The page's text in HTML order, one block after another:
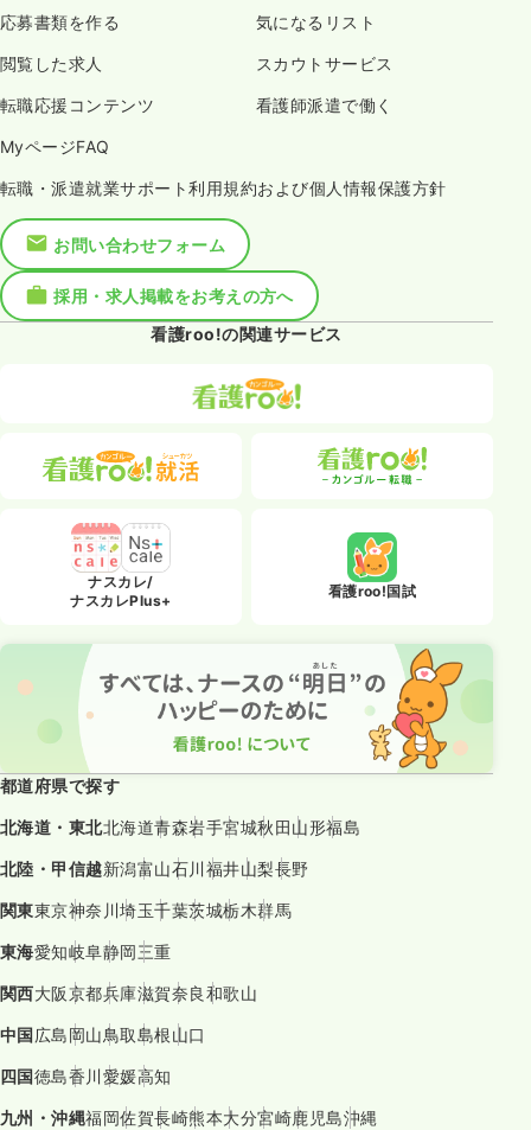
応募書類を作る 気になるリスト
閲覧した求人 スカウトサービス
転職応援コンテンツ 看護師派遣で働く
MyページFAQ
転職・派遣就業サポート利用規約および個人情報保護方針
お問い合わせフォーム
採用・求人掲載をお考えの方へ
看護roo!の関連サービス
ナスカレ/
ナスカレPlus+
看護roo!国試
都道府県で探す
北海道・東北北海道青森岩手宮城秋田山形福島
北陸・甲信越新潟富山石川福井山梨長野
関東東京神奈川埼玉千葉茨城栃木群馬
東海愛知岐阜静岡三重
関西大阪京都兵庫滋賀奈良和歌山
中国広島岡山鳥取島根山口
四国徳島香川愛媛高知
九州・沖縄福岡佐賀長崎熊本大分宮崎鹿児島沖縄